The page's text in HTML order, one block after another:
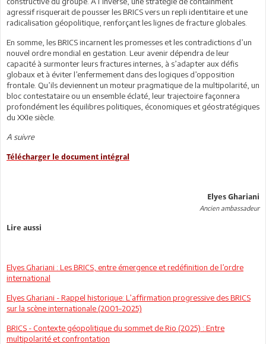
agressif risquerait de pousser les BRICS vers un repli identitaire et une
radicalisation géopolitique, renforçant les lignes de fracture globales.
En somme, les BRICS incarnent les promesses et les contradictions d’un
nouvel ordre mondial en gestation. Leur avenir dépendra de leur
capacité à surmonter leurs fractures internes, à s’adapter aux défis
globaux et à éviter l’enfermement dans des logiques d’opposition
frontale. Qu’ils deviennent un moteur pragmatique de la multipolarité, un
bloc contestataire ou un ensemble éclaté, leur trajectoire façonnera
profondément les équilibres politiques, économiques et géostratégiques
du XXIe siècle.
A suivre
Télécharger le document intégral
Elyes Ghariani
Ancien ambassadeur
Lire aussi
Elyes Ghariani : Les BRICS, entre émergence et redéfinition de l’ordre
international
Elyes Ghariani - Rappel historique: L’affirmation progressive des BRICS
sur la scène internationale (2001–2025)
BRICS - Contexte géopolitique du sommet de Rio (2025) : Entre
multipolarité et confrontation